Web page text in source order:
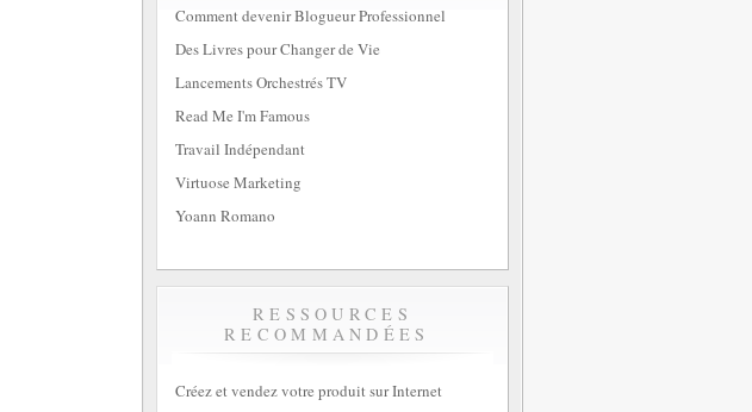
Comment devenir Blogueur Professionnel
Des Livres pour Changer de Vie
Lancements Orchestrés TV
Read Me I'm Famous
Travail Indépendant
Virtuose Marketing
Yoann Romano
RESSOURCES
RECOMMANDÉES
Créez et vendez votre produit sur Internet